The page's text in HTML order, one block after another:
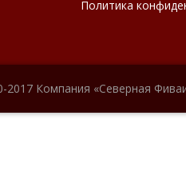
Политика
2017 Компания «Северная